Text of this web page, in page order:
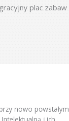
plac zabaw
nowo powstałym